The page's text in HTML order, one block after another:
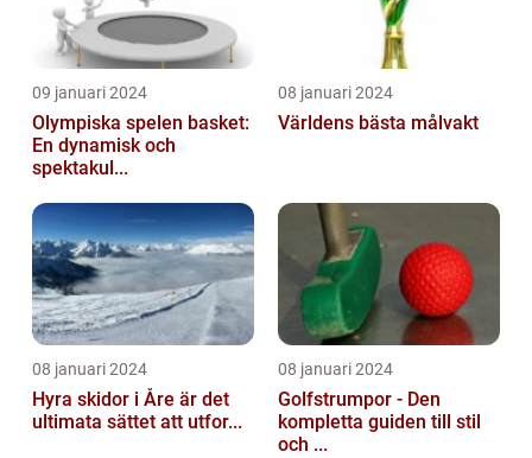
09 januari 2024
Olympiska spelen basket:
En dynamisk och
spektakul...
08 januari 2024
Världens bästa målvakt
08 januari 2024
Hyra skidor i Åre är det
ultimata sättet att utfor...
08 januari 2024
Golfstrumpor - Den
kompletta guiden till stil
och ...